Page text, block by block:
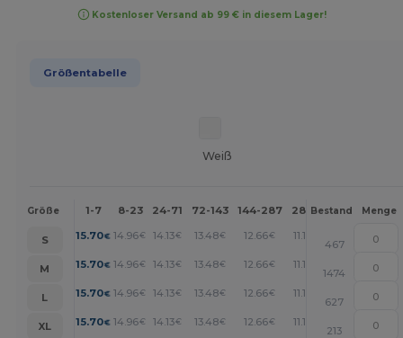
Kostenloser Versand ab 99 € in diesem Lager!
Größentabelle
Weiß
Größe 1-7 8-23 24-71 72-143 144-287 288 + Mehr
Bestand Menge
S 15.70€ 14.96€ 14.13€ 13.48€ 12.66€ 11.18 +
467
M
15.70€ 14.96€ 14.13€ 13.48€ 12.66€ 11.18 +
1474
L
15.70€ 14.96€ 14.13€ 13.48€ 12.66€ 11.18 +
627
XL
15.70€ 14.96€ 14.13€ 13.48€ 12.66€ 11.18 +
213